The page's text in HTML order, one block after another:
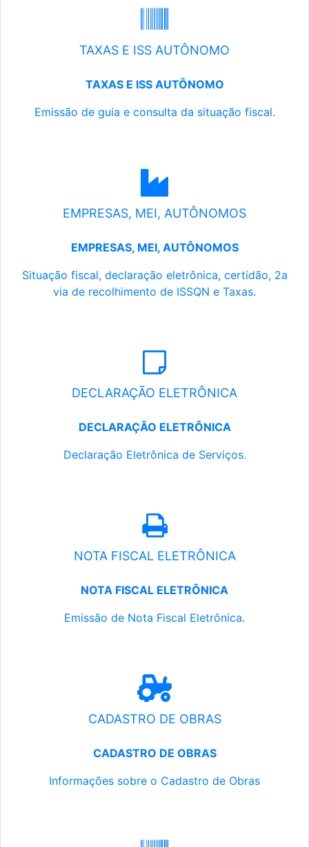
TAXAS E ISS AUTÔNOMO
TAXAS E ISS AUTÔNOMO
Emissão de guia e consulta da situação fiscal.
EMPRESAS, MEI, AUTÔNOMOS
EMPRESAS, MEI, AUTÔNOMOS
Situação fiscal, declaração eletrônica, certidão, 2a
via de recolhimento de ISSQN e Taxas.
DECLARAÇÃO ELETRÔNICA
DECLARAÇÃO ELETRÔNICA
Declaração Eletrônica de Serviços.
NOTA FISCAL ELETRÔNICA
NOTA FISCAL ELETRÔNICA
Emissão de Nota Fiscal Eletrônica.
CADASTRO DE OBRAS
CADASTRO DE OBRAS
Informações sobre o Cadastro de Obras